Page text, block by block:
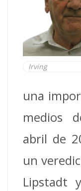
Irving
una
medios
abril de
un
Lipstadt